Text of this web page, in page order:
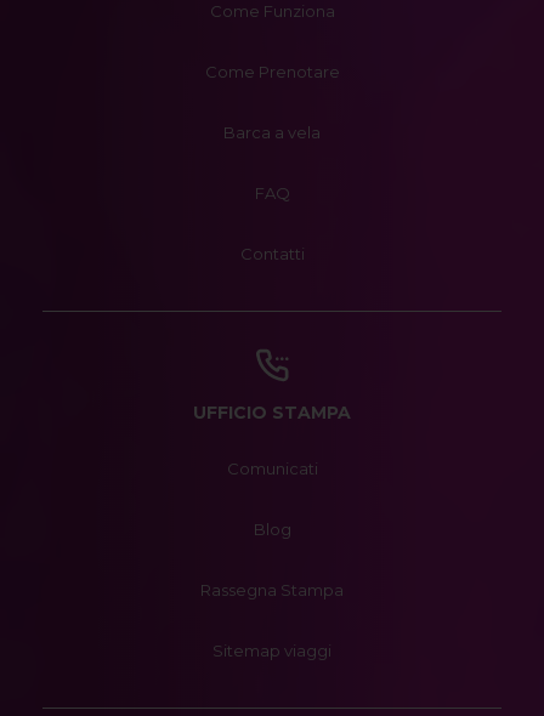
Come Funziona
Come Prenotare
Barca a vela
FAQ
Contatti
UFFICIO STAMPA
Comunicati
Blog
Rassegna Stampa
Sitemap viaggi